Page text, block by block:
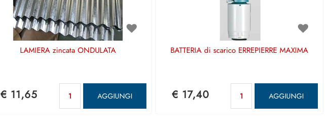
LAMIERA zincata ONDULATA
€ 11,65 AGGIUNGI
BATTERIA di scarico ERREPIERRE MAXIMA
€ 17,40 AGGIUNGI